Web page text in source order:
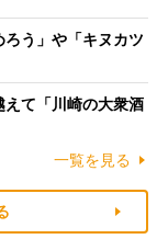
ろう」や「キヌカツ
えて「川崎の大衆酒
一覧を見る